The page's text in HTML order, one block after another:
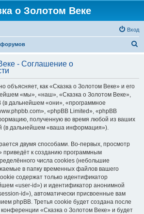
о Золотом Веке
Вход
с
- Соглашение о
объясняет, как «Сказка о Золотом Веке» и его
«мы», «наш», «Сказка о Золотом Веке»,
(в дальнейшем «они», «программное
«phpBB Limited», «phpBB
полученную во время любой из ваших
(в дальнейшем «ваша информация»).
двумя способами. Во-первых, просмотр
приведёт к созданию программным
числа cookies (небольшие
в папку временных файлов вашего
содержат только идентификатор
«user-id») и идентификатор анонимной
id»), автоматически присвоенные вам
phpBB. Третья cookie будет создана после
«Сказка о Золотом Веке» и будет